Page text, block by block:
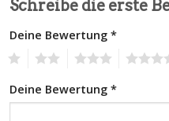
Schreibe die erste
Deine Bewertung *
Deine Bewertung *